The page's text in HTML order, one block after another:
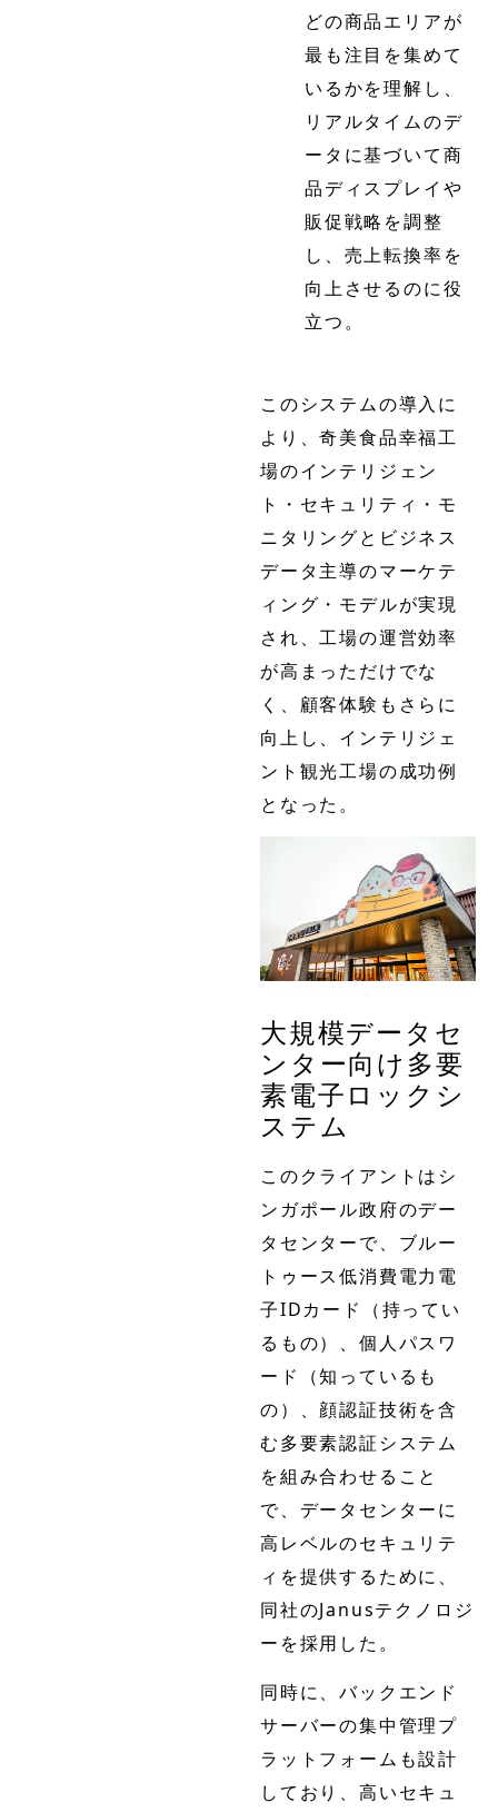
どの商品エリアが
最も注目を集めて
いるかを理解し、
リアルタイムのデ
ータに基づいて商
品ディスプレイや
販促戦略を調整
し、売上転換率を
向上させるのに役
立つ。
このシステムの導入に
より、奇美食品幸福工
場のインテリジェン
ト・セキュリティ・モ
ニタリングとビジネス
データ主導のマーケテ
ィング・モデルが実現
され、工場の運営効率
が高まっただけでな
く、顧客体験もさらに
向上し、インテリジェ
ント観光工場の成功例
となった。
大規模データセ
ンター向け多要
素電子ロックシ
ステム
このクライアントはシ
ンガポール政府のデー
タセンターで、ブルー
トゥース低消費電力電
子IDカード（持ってい
るもの）、個人パスワ
ード（知っているも
の）、顔認証技術を含
む多要素認証システム
を組み合わせること
で、データセンターに
高レベルのセキュリテ
ィを提供するために、
同社のJanusテクノロジ
ーを採用した。
同時に、バックエンド
サーバーの集中管理プ
ラットフォームも設計
しており、高いセキュ